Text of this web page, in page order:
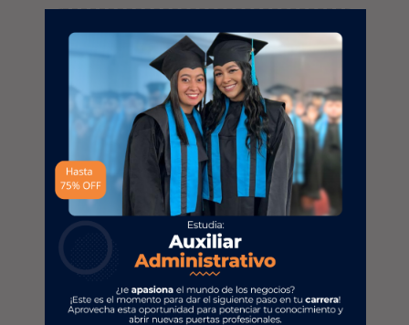
Escuela de
administración
2/3 semanas